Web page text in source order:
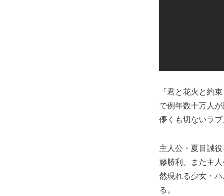
『君と花火と約
で例年数十万人
儚くも切ないラブ
主人公・夏目誠
藤勝利。また主
然現れる少女・
る。